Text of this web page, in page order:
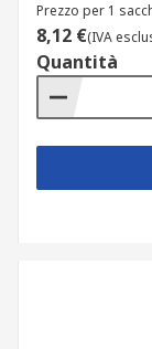
Prezzo per 1
8,12 €(IVA
Quantità